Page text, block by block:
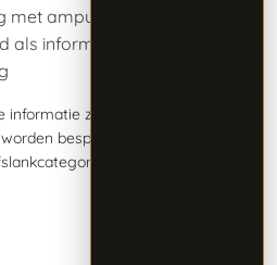
met ampul injectiewater
als informatieve
zoeken over
besproken rond eetlust,